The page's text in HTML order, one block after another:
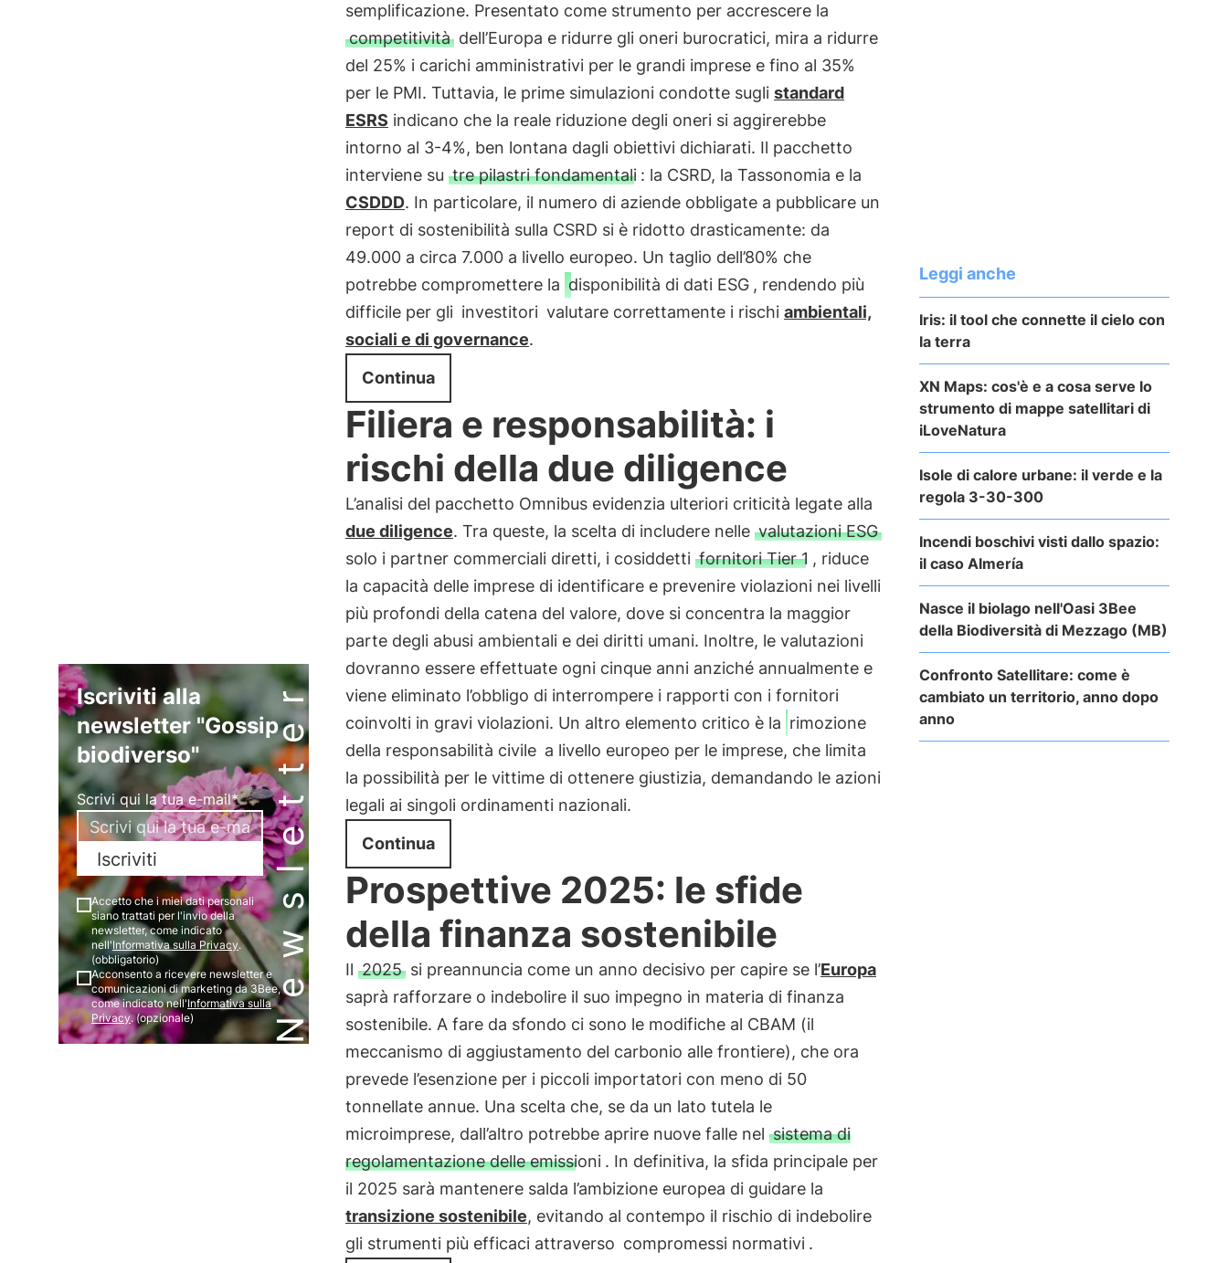
Newsletter
Iscriviti alla
newsletter "Gossip
biodiverso"
Scrivi qui la tua e-mail*
Iscriviti
Accetto che i miei dati personali
siano trattati per l'invio della
newsletter, come indicato
nell'Informativa sulla Privacy.
(obbligatorio)
Acconsento a ricevere newsletter e
comunicazioni di marketing da 3Bee,
come indicato nell'Informativa sulla
Privacy. (opzionale)
semplificazione. Presentato come strumento per accrescere la
competitivitàdell’Europa e ridurre gli oneri burocratici, mira a ridurre
del 25% i carichi amministrativi per le grandi imprese e fino al 35%
per le PMI. Tuttavia, le prime simulazioni condotte sugli standard
ESRS indicano che la reale riduzione degli oneri si aggirerebbe
intorno al 3-4%, ben lontana dagli obiettivi dichiarati. Il pacchetto
interviene su tre pilastri fondamentali : la CSRD, la Tassonomia e la
CSDDD. In particolare, il numero di aziende obbligate a pubblicare un
report di sostenibilità sulla CSRD si è ridotto drasticamente: da
49.000 a circa 7.000 a livello europeo. Un taglio dell’80% che
potrebbe compromettere la disponibilità di dati ESG , rendendo più
difficile per gli investitori valutare correttamente i rischi ambientali,
sociali e di governance.
Continua
Filiera e responsabilità: i
rischi della due diligence
L’analisi del pacchetto Omnibus evidenzia ulteriori criticità legate alla
due diligence. Tra queste, la scelta di includere nelle valutazioni ESG
solo i partner commerciali diretti, i cosiddetti fornitori Tier 1 , riduce
la capacità delle imprese di identificare e prevenire violazioni nei livelli
più profondi della catena del valore, dove si concentra la maggior
parte degli abusi ambientali e dei diritti umani. Inoltre, le valutazioni
dovranno essere effettuate ogni cinque anni anziché annualmente e
viene eliminato l’obbligo di interrompere i rapporti con i fornitori
coinvolti in gravi violazioni. Un altro elemento critico è la rimozione
della responsabilità civile a livello europeo per le imprese, che limita
la possibilità per le vittime di ottenere giustizia, demandando le azioni
legali ai singoli ordinamenti nazionali.
Continua
Prospettive 2025: le sfide
della finanza sostenibile
Il 2025si preannuncia come un anno decisivo per capire se l’Europa
saprà rafforzare o indebolire il suo impegno in materia di finanza
sostenibile. A fare da sfondo ci sono le modifiche al CBAM (il
meccanismo di aggiustamento del carbonio alle frontiere), che ora
prevede l’esenzione per i piccoli importatori con meno di 50
tonnellate annue. Una scelta che, se da un lato tutela le
microimprese, dall’altro potrebbe aprire nuove falle nel sistema di
regolamentazione delle emissioni . In definitiva, la sfida principale per
il 2025 sarà mantenere salda l’ambizione europea di guidare la
transizione sostenibile, evitando al contempo il rischio di indebolire
gli strumenti più efficaci attraverso compromessi normativi .
Leggi anche
Iris: il tool che connette il cielo con
la terra
XN Maps: cos'è e a cosa serve lo
strumento di mappe satellitari di
iLoveNatura
Isole di calore urbane: il verde e la
regola 3-30-300
Incendi boschivi visti dallo spazio:
il caso Almería
Nasce il biolago nell'Oasi 3Bee
della Biodiversità di Mezzago (MB)
Confronto Satellitare: come è
cambiato un territorio, anno dopo
anno